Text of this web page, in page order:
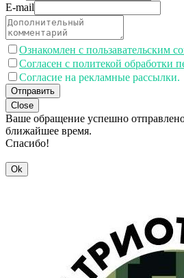
E-mail
Ознакомлен с пользавательским
Согласен с политекой обработки
Согласие на рекламные рассылки.
Отправить
Close
Ваше обращение успешно
ближайшее время.
Спасибо!
Ok